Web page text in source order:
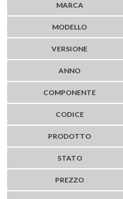
MARCA
MODELLO
VERSIONE
ANNO
COMPONENTE
CODICE
PRODOTTO
STATO
PREZZO